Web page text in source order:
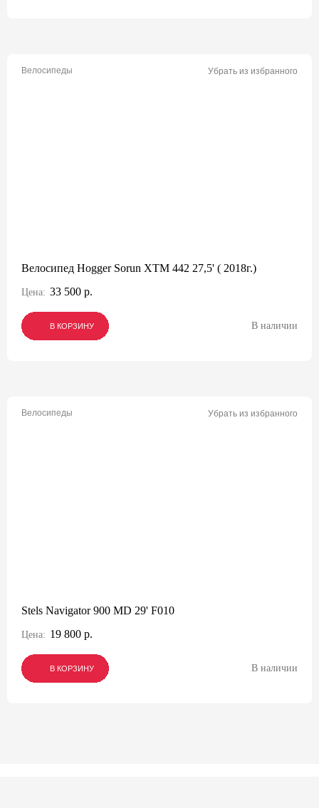
Велосипеды Убрать из избранного
Велосипед Hogger Sorun XTM 442 27,5' ( 2018г.)
Цена: 33 500 р.
В КОРЗИНУ
В КОРЗИНУ
В КОРЗИНУ В наличии
Велосипеды Убрать из избранного
Stels Navigator 900 MD 29' F010
Цена: 19 800 р.
В КОРЗИНУ
В КОРЗИНУ
В КОРЗИНУ В наличии